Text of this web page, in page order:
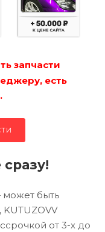
запчасти
есть
может быть
от 3-х до